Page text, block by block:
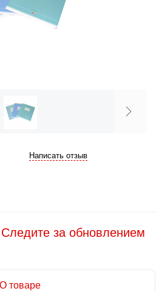
Написать отзыв
Следите за обновлением
О товаре